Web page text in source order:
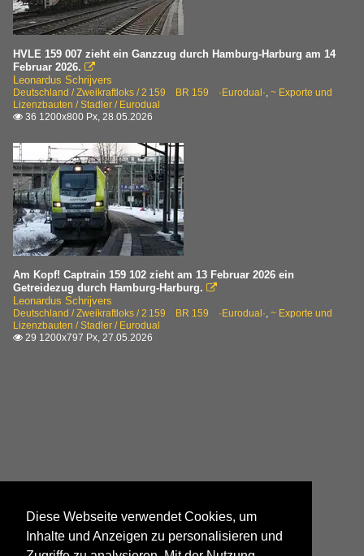
HVLE 159 007 zieht ein Ganzzug durch Hamburg-Harburg am 14
Februar 2026. 
Leonardus Schrijvers
Deutschland / Zweikraftloks / 2 159 BR 159 ·Eurodual·, ~ Exporte und
Lizenzbauten / Stadler / Eurodual
 36 1200x800 Px, 28.05.2026
Am Kopf! Captrain 159 102 zieht am 13 Februar 2026 ein
Getreidezug durch Hamburg-Harburg. 
Leonardus Schrijvers
Deutschland / Zweikraftloks / 2 159 BR 159 ·Eurodual·, ~ Exporte und
Lizenzbauten / Stadler / Eurodual
 29 1200x797 Px, 27.05.2026
Diese Webseite verwendet Cookies, um
Inhalte und Anzeigen zu personalisieren und